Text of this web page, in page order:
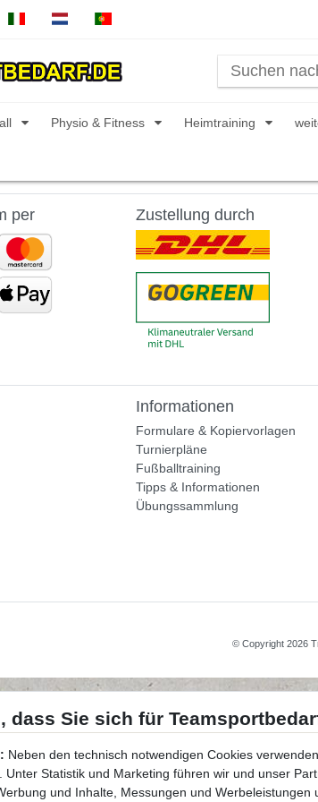
Physio & Fitness Heimtraining
per Zustellung durch
Informationen
Formulare & Kopiervorlagen
Turnierpläne
Fußballtraining
Tipps & Informationen
Übungssammlung
© Copyright 2026
Neben den technisch notwendigen Cookies
Unter Statistik und Marketing führen wir und unser
und Inhalte, Messungen und